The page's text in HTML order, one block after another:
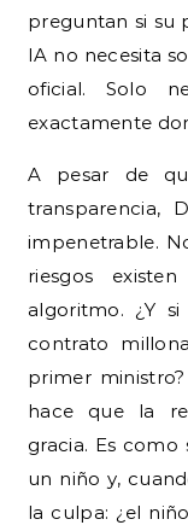
preguntan si su
IA no necesita
oficial. Solo
exactamente
A pesar de
transparencia,
impenetrable.
riesgos
algoritmo. ¿Y
contrato
primer
hace que la
gracia. Es como
un niño y,
la culpa: ¿el